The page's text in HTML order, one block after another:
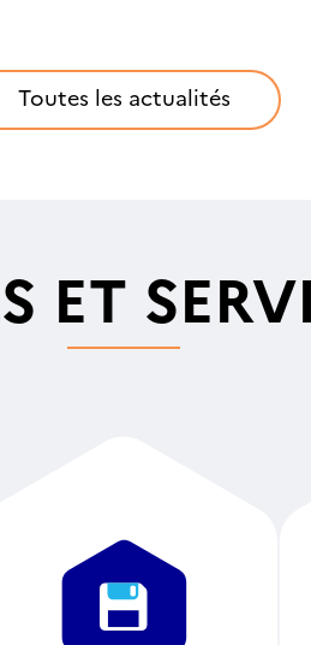
Toutes les actualités
ET